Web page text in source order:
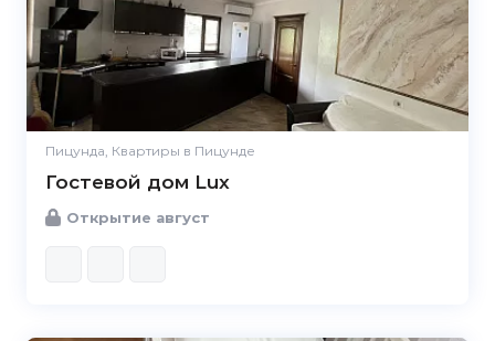
Пицунда, Квартиры в Пицунде
Гостевой дом Lux
Открытие август